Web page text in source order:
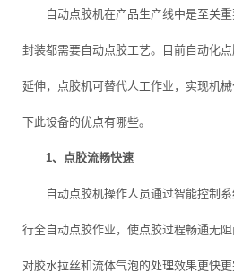
自动点胶机‍在产品生产线中是至关重
封装都需要自动点胶工艺。目前自动化
延伸，点胶机可替代人工作业，实现机
下此设备的优点有哪些。
1、点胶流畅快速
自动点胶机操作人员通过智能控制系
行全自动点胶作业，使点胶过程畅通无阻
对胶水拉丝和流体气泡的处理效果更快